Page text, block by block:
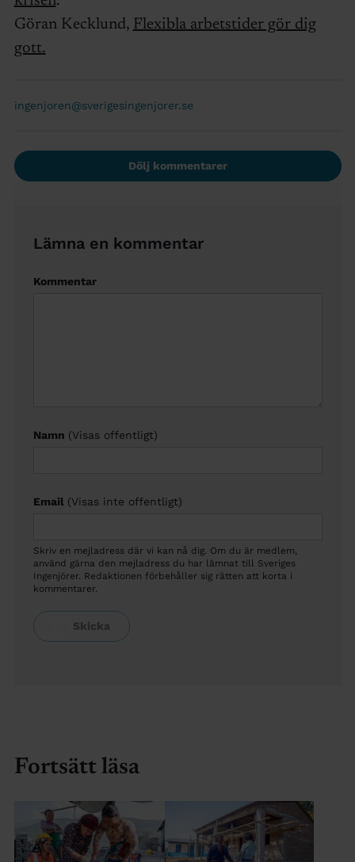
Göran Kecklund, Flexibla arbetstider gör dig
gott.
ingenjoren@sverigesingenjorer.se
Dölj kommentarer
Lämna en kommentar
Kommentar
Namn (Visas offentligt)
Email (Visas inte offentligt)
Skriv en mejladress där vi kan nå dig. Om du är medlem,
använd gärna den mejladress du har lämnat till Sveriges
Ingenjörer. Redaktionen förbehåller sig rätten att korta i
kommentarer.
Fortsätt läsa